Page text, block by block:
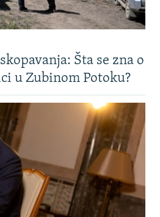
Šta se zna o
u Zubinom Potoku?